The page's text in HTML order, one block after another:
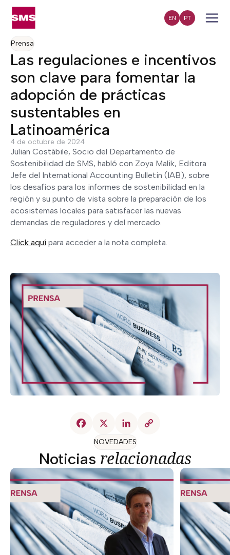
EN PT
Prensa
Las regulaciones e incentivos
son clave para fomentar la
adopción de prácticas
sustentables en
Latinoamérica
4 de octubre de 2024
Julian Costábile, Socio del Departamento de
Sostenibilidad de SMS, habló con Zoya Malik, Editora
Jefe del International Accounting Bulletin (IAB), sobre
los desafíos para los informes de sostenibilidad en la
región y su punto de vista sobre la preparación de los
ecosistemas locales para satisfacer las nuevas
demandas de reguladores y del mercado.
Click aquí para acceder a la nota completa.
NOVEDADES
Noticias relacionadas